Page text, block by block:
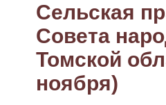
Сельская
Совета
Томской
ноября)